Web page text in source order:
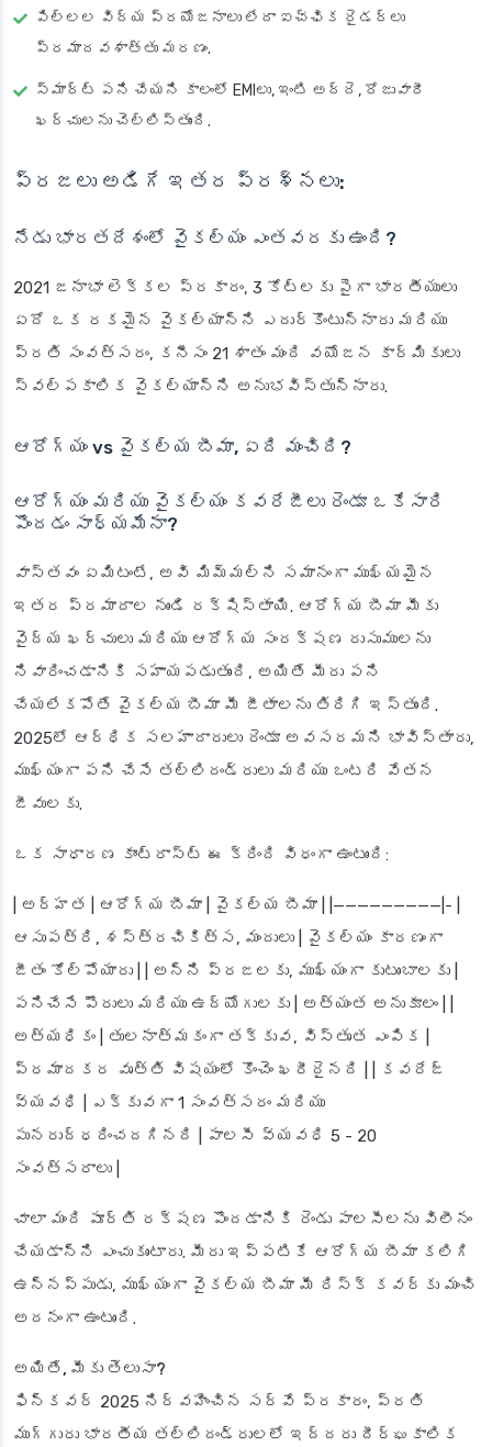
పిల్లల విద్య ప్రయోజనాలు లేదా ఐచ్ఛిక రైడర్లు
ప్రమాదవశాత్తు మరణం.
స్మార్ట్ పని చేయని కాలంలో EMIలు, ఇంటి అద్దె, రోజువారీ
ఖర్చులను చెల్లిస్తుంది.
ప్రజలు అడిగే ఇతర ప్రశ్నలు:
నేడు భారతదేశంలో వైకల్యం ఎంతవరకు ఉంది?
2021 జనాభా లెక్కల ప్రకారం, 3 కోట్లకు పైగా భారతీయులు
ఏదో ఒక రకమైన వైకల్యాన్ని ఎదుర్కొంటున్నారు మరియు
ప్రతి సంవత్సరం, కనీసం 21 శాతం మంది వయోజన కార్మికులు
స్వల్పకాలిక వైకల్యాన్ని అనుభవిస్తున్నారు.
ఆరోగ్యం vs వైకల్య బీమా, ఏది మంచిది?
ఆరోగ్యం మరియు వైకల్యం కవరేజీలు రెండూ ఒకేసారి
పొందడం సాధ్యమేనా?
వాస్తవం ఏమిటంటే, అవి మిమ్మల్ని సమానంగా ముఖ్యమైన
ఇతర ప్రమాదాల నుండి రక్షిస్తాయి. ఆరోగ్య బీమా మీకు
వైద్య ఖర్చులు మరియు ఆరోగ్య సంరక్షణ రుసుములను
నివారించడానికి సహాయపడుతుంది, అయితే మీరు పని
చేయలేకపోతే వైకల్య బీమా మీ జీతాలను తిరిగి ఇస్తుంది.
2025లో ఆర్థిక సలహాదారులు రెండూ అవసరమని భావిస్తారు,
ముఖ్యంగా పని చేసే తల్లిదండ్రులు మరియు ఒంటరి వేతన
జీవులకు.
ఒక సాధారణ కాంట్రాస్ట్ ఈ క్రింది విధంగా ఉంటుంది:
| అర్హత | ఆరోగ్య బీమా | వైకల్య బీమా | |—————————|- |
ఆసుపత్రి, శస్త్రచికిత్స, మందులు | వైకల్యం కారణంగా
జీతం కోల్పోయారు | | అన్ని ప్రజలకు, ముఖ్యంగా కుటుంబాలకు |
పనిచేసే పౌరులు మరియు ఉద్యోగులకు | అత్యంత అనుకూలం | |
అత్యధికం | తులనాత్మకంగా తక్కువ, విస్తృత ఎంపిక |
ప్రమాదకర వృత్తి విషయంలో కొంచెం ఖరీదైనది | | కవరేజ్
వ్యవధి | ఎక్కువగా 1 సంవత్సరం మరియు
పునరుద్ధరించదగినది | పాలసీ వ్యవధి 5 - 20
సంవత్సరాలు |
చాలా మంది పూర్తి రక్షణ పొందడానికి రెండు పాలసీలను విలీనం
చేయడాన్ని ఎంచుకుంటారు. మీరు ఇప్పటికే ఆరోగ్య బీమా కలిగి
ఉన్నప్పుడు, ముఖ్యంగా వైకల్య బీమా మీ రిస్క్ కవర్‌కు మంచి
అదనంగా ఉంటుంది.
అయితే, మీకు తెలుసా?
ఫిన్‌కవర్ 2025 నిర్వహించిన సర్వే ప్రకారం, ప్రతి
ముగ్గురు భారతీయ తల్లిదండ్రులలో ఇద్దరు దీర్ఘకాలిక